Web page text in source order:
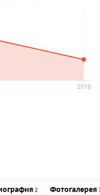
2 Фотогалерея